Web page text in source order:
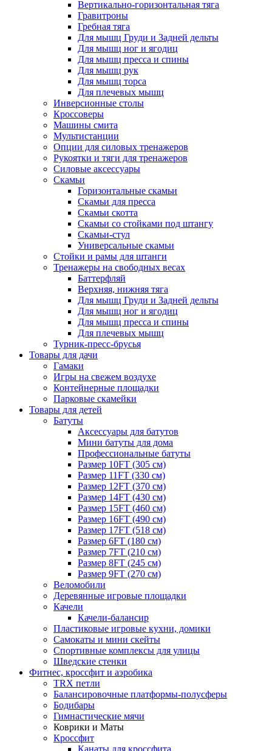
Вертикально-горизонтальная тяга
Гравитроны
Гребная тяга
Для мышц Груди и Задней дельты
Для мышц ног и ягодиц
Для мышц пресса и спины
Для мышц рук
Для мышц торса
Для плечевых мышц
Инверсионные столы
Кроссоверы
Машины смита
Мультистанции
Опции для силовых тренажеров
Рукоятки и тяги для тренажеров
Силовые аксессуары
Скамьи
Горизонтальные скамьи
Скамьи для пресса
Скамьи скотта
Скамьи со стойками под штангу
Скамьи-стул
Универсальные скамьи
Стойки и рамы для штанги
Тренажеры на свободных весах
Баттерфляй
Верхняя, нижняя тяга
Для мышц Груди и Задней дельты
Для мышц ног и ягодиц
Для мышц пресса и спины
Для плечевых мышц
Турник-пресс-брусья
Товары для дачи
Гамаки
Игры на свежем воздухе
Контейнерные площадки
Парковые скамейки
Товары для детей
Батуты
Аксессуары для батутов
Мини батуты для дома
Профессиональные батуты
Размер 10FT (305 см)
Размер 11FT (330 см)
Размер 12FT (370 см)
Размер 14FT (430 см)
Размер 15FT (460 см)
Размер 16FT (490 см)
Размер 17FT (518 см)
Размер 6FT (180 см)
Размер 7FT (210 см)
Размер 8FT (245 см)
Размер 9FT (270 см)
Веломобили
Деревянные игровые площадки
Качели
Качели-балансир
Пластиковые игровые кухни, домики
Самокаты и мини скейты
Спортивные комплексы для улицы
Шведские стенки
Фитнес, кроссфит и аэробика
TRX петли
Балансировочные платформы-полусферы
Бодибары
Гимнастические мячи
Коврики и Маты
Кроссфит
Канаты для кроссфита